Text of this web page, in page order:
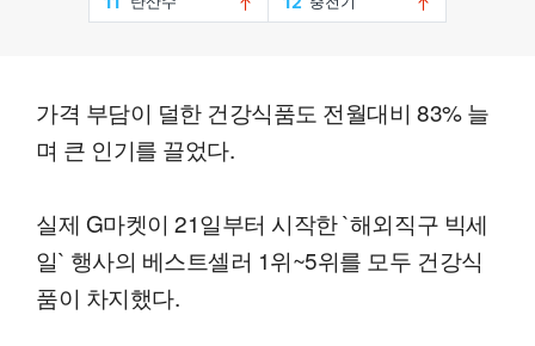
가격 부담이 덜한 건강식품도 전월대비 83% 늘
며 큰 인기를 끌었다.
실제 G마켓이 21일부터 시작한 `해외직구 빅세
일` 행사의 베스트셀러 1위~5위를 모두 건강식
품이 차지했다.